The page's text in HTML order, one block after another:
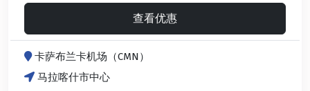
查看优惠
卡萨布兰卡机场（CMN）
马拉喀什市中心